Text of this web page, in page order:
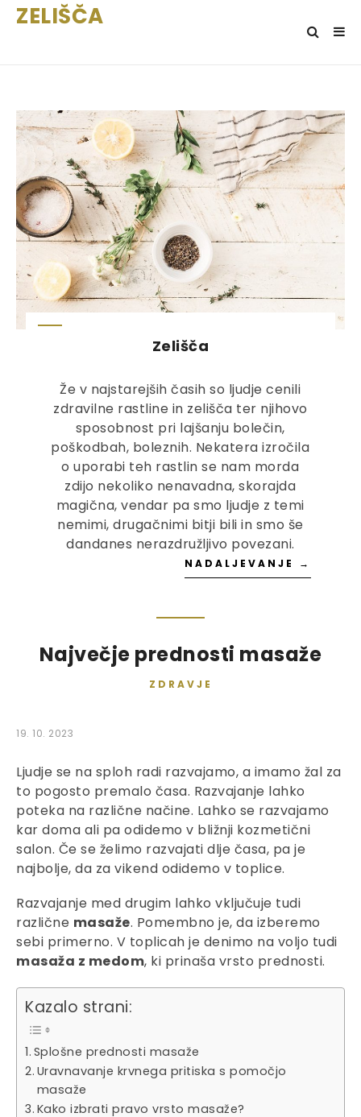
ZELIŠČA
Zelišča
Že v najstarejših časih so ljudje cenili
zdravilne rastline in zelišča ter njihovo
sposobnost pri lajšanju bolečin,
poškodbah, boleznih. Nekatera izročila
o uporabi teh rastlin se nam morda
zdijo nekoliko nenavadna, skorajda
magična, vendar pa smo ljudje z temi
nemimi, drugačnimi bitji bili in smo še
dandanes nerazdružljivo povezani.
NADALJEVANJE →
Največje prednosti masaže
ZDRAVJE
19. 10. 2023
Ljudje se na sploh radi razvajamo, a imamo žal za
to pogosto premalo časa. Razvajanje lahko
poteka na različne načine. Lahko se razvajamo
kar doma ali pa odidemo v bližnji kozmetični
salon. Če se želimo razvajati dlje časa, pa je
najbolje, da za vikend odidemo v toplice.
Razvajanje med drugim lahko vključuje tudi
različne masaže. Pomembno je, da izberemo
sebi primerno. V toplicah je denimo na voljo tudi
masaža z medom, ki prinaša vrsto prednosti.
Kazalo strani:
Splošne prednosti masaže
Uravnavanje krvnega pritiska s pomočjo
masaže
Kako izbrati pravo vrsto masaže?